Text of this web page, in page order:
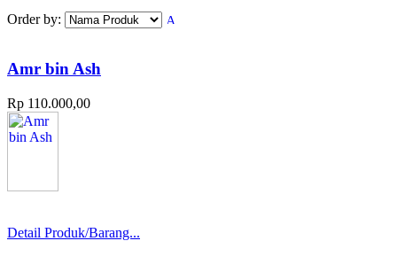
Order by:
Amr bin Ash
Rp 110.000,00
Detail Produk/Barang...